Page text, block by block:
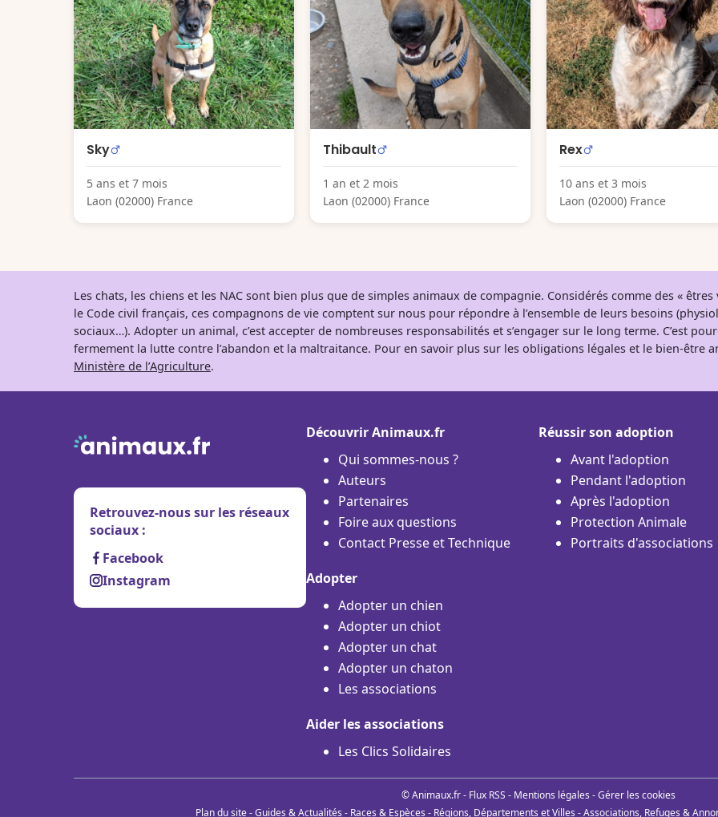
Sky
5 ans et 7 mois
Laon (02000) France
Thibault
1 an et 2 mois
Laon (02000) France
Rex
10 ans et 3 mois
Laon (02000) France
Les chats, les chiens et les NAC sont bien plus que de simples animaux de compagnie. Considérés comme des «
le Code civil français, ces compagnons de vie comptent sur nous pour répondre à l’ensemble de leurs besoins
sociaux…). Adopter un animal, c’est accepter de nombreuses responsabilités et s’engager sur le long terme. C’est
fermement la lutte contre l’abandon et la maltraitance. Pour en savoir plus sur les obligations légales et le bien-être
Ministère de l’Agriculture.
Retrouvez-nous sur les réseaux
sociaux :
Facebook
Instagram
Découvrir Animaux.fr
Qui sommes-nous ?
Auteurs
Partenaires
Foire aux questions
Contact Presse et Technique
Adopter
Adopter un chien
Adopter un chiot
Adopter un chat
Adopter un chaton
Les associations
Aider les associations
Les Clics Solidaires
Réussir son adoption
Avant l'adoption
Pendant l'adoption
Après l'adoption
Protection Animale
Portraits d'associations
© Animaux.fr - Flux RSS - Mentions légales -Gérer les cookies
Plan du site-Guides & Actualités - Races & Espèces - Régions, Départements et Villes -Associations, Refuges &